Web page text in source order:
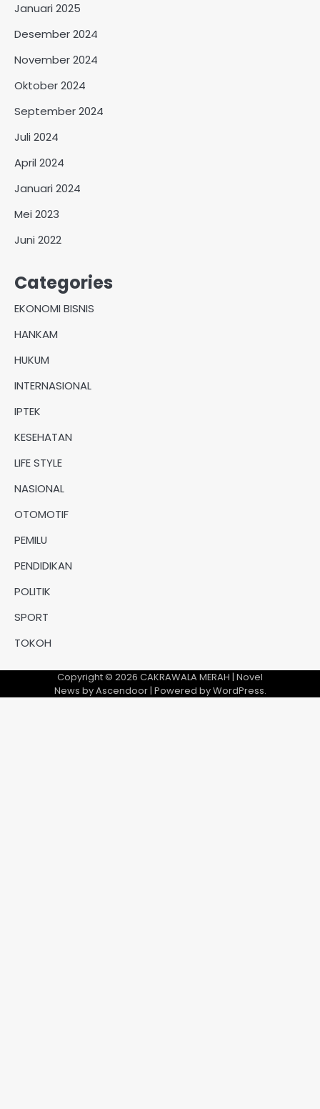
Januari 2025
Desember 2024
November 2024
Oktober 2024
September 2024
Juli 2024
April 2024
Januari 2024
Mei 2023
Juni 2022
Categories
EKONOMI BISNIS
HANKAM
HUKUM
INTERNASIONAL
IPTEK
KESEHATAN
LIFE STYLE
NASIONAL
OTOMOTIF
PEMILU
PENDIDIKAN
POLITIK
SPORT
TOKOH
Copyright © 2026 CAKRAWALA MERAH | Novel
News byAscendoor| Powered byWordPress.